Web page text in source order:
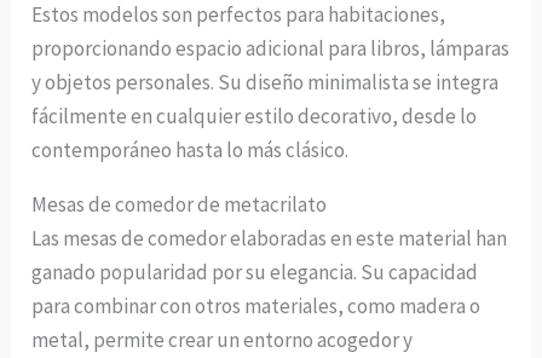
Estos modelos son perfectos para habitaciones,
proporcionando espacio adicional para libros, lámparas
y objetos personales. Su diseño minimalista se integra
fácilmente en cualquier estilo decorativo, desde lo
contemporáneo hasta lo más clásico.
Mesas de comedor de metacrilato
Las mesas de comedor elaboradas en este material han
ganado popularidad por su elegancia. Su capacidad
para combinar con otros materiales, como madera o
metal, permite crear un entorno acogedor y